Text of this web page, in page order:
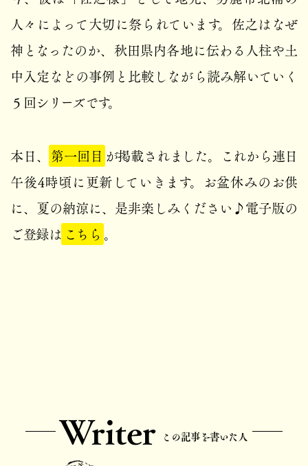
人々によって大切に祭られています。佐之はなぜ
神となったのか、秋田県内各地に伝わる人柱や土
中入定などの事例と比較しながら読み解いていく
５回シリーズです。
本日、 第一回目 が掲載されました。これから連日
午後4時頃に更新していきます。お盆休みのお供
に、夏の納涼に、是非楽しみください♪電子版の
ご登録は こちら 。
Writer この記事を書いた人